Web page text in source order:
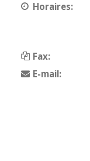
Horaires:
Fax:
E-mail: